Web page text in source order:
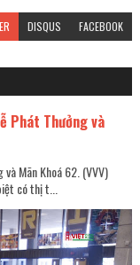
DISQUS FACEBOOK
Phát Thưởng và
và Mãn Khoá 62. (VVV)
có thị t...